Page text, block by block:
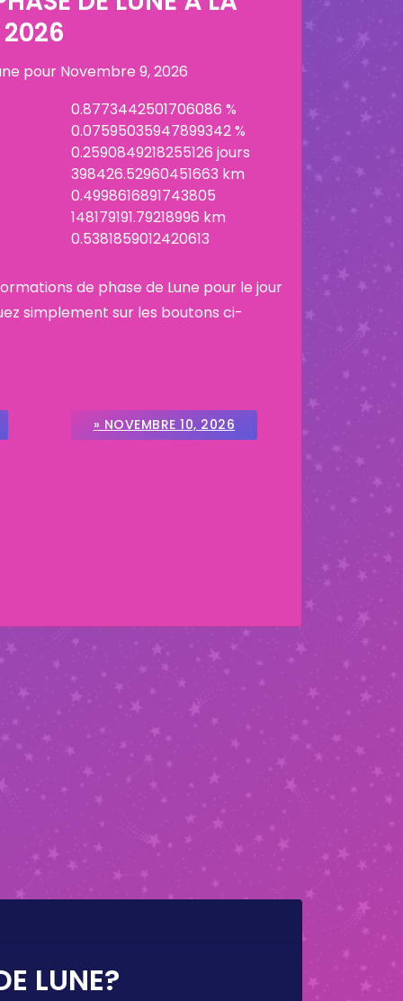
2026
pour Novembre 9, 2026
0.8773442501706086 %
0.07595035947899342 %
0.2590849218255126 jours
398426.52960451663 km
0.4998616891743805
148179191.79218996 km
0.5381859012420613
de phase de Lune pour le jour
simplement sur les boutons ci-
» NOVEMBRE 10, 2026
LUNE?